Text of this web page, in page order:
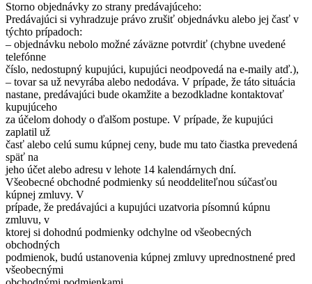
Storno objednávky zo strany predávajúceho:
Predávajúci si vyhradzuje právo zrušiť objednávku alebo jej časť v
týchto prípadoch:
– objednávku nebolo možné záväzne potvrdiť (chybne uvedené
telefónne
číslo, nedostupný kupujúci, kupujúci neodpovedá na e-maily atď.),
– tovar sa už nevyrába alebo nedodáva. V prípade, že táto situácia
nastane, predávajúci bude okamžite a bezodkladne kontaktovať
kupujúceho
za účelom dohody o ďalšom postupe. V prípade, že kupujúci
zaplatil už
časť alebo celú sumu kúpnej ceny, bude mu tato čiastka prevedená
späť na
jeho účet alebo adresu v lehote 14 kalendárnych dní.
Všeobecné obchodné podmienky sú neoddeliteľnou súčasťou
kúpnej zmluvy. V
prípade, že predávajúci a kupujúci uzatvoria písomnú kúpnu
zmluvu, v
ktorej si dohodnú podmienky odchylne od všeobecných
obchodných
podmienok, budú ustanovenia kúpnej zmluvy uprednostnené pred
všeobecnými